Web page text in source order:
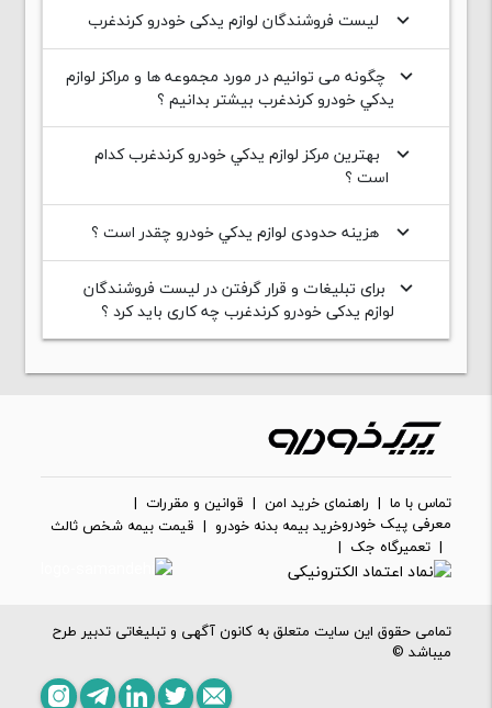
keyboard_arrow_down لیست فروشندگان لوازم یدکی خودرو کرندغرب
keyboard_arrow_down چگونه می توانیم در مورد مجموعه ها و مراکز لوازم
يدکي خودرو کرندغرب بیشتر بدانیم ؟
keyboard_arrow_down
بهترین مرکز لوازم يدکي خودرو کرندغرب کدام
است ؟
keyboard_arrow_down هزینه حدودی لوازم يدکي خودرو چقدر است ؟
keyboard_arrow_down
برای تبلیغات و قرار گرفتن در لیست فروشندگان
لوازم یدکی خودرو کرندغرب چه کاری باید کرد ؟
تماس با ما | راهنمای خرید امن | قوانین و مقررات |
معرفی پیک خودروخرید بیمه بدنه خودرو | قیمت بیمه شخص ثالث
|تعمیرگاه جک |
تمامی حقوق این سایت متعلق به کانون آگهی و تبلیغاتی تدبیر طرح
میباشد ©